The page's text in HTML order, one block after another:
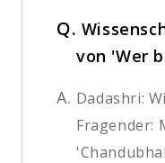
Q.
von 'Wer
A. Dadashri:
Fragender: